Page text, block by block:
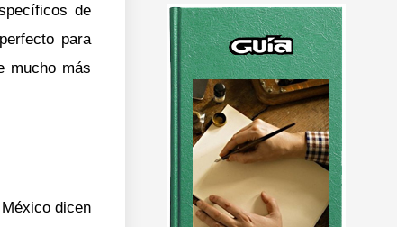
de
para
mucho más
dicen